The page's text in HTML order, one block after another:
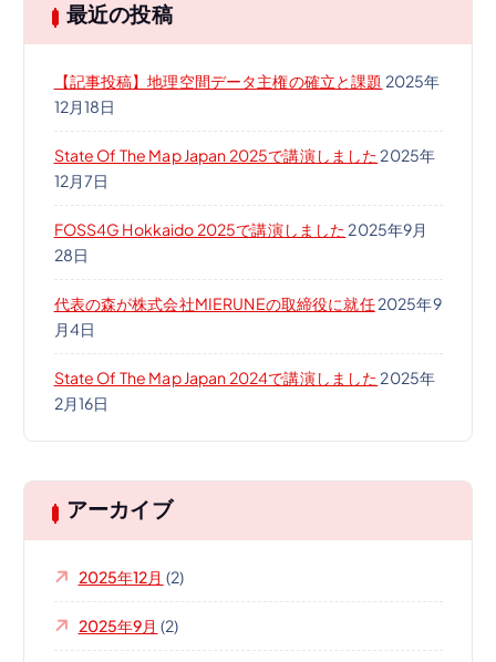
最近の投稿
【記事投稿】地理空間データ主権の確立と課題 2025年
12月18日
State Of The Map Japan 2025で講演しました 2025年
12月7日
FOSS4G Hokkaido 2025で講演しました 2025年9月
28日
代表の森が株式会社MIERUNEの取締役に就任2025年9
月4日
State Of The Map Japan 2024で講演しました 2025年
2月16日
アーカイブ
2025年12月 (2)
2025年9月 (2)